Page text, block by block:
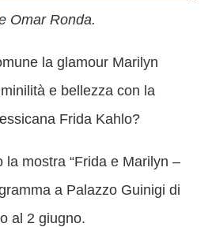
Omar Ronda.
la glamour Marilyn
e bellezza con la
Frida Kahlo?
la mostra “Frida e Marilyn –
a Palazzo Guinigi di
al 2 giugno.